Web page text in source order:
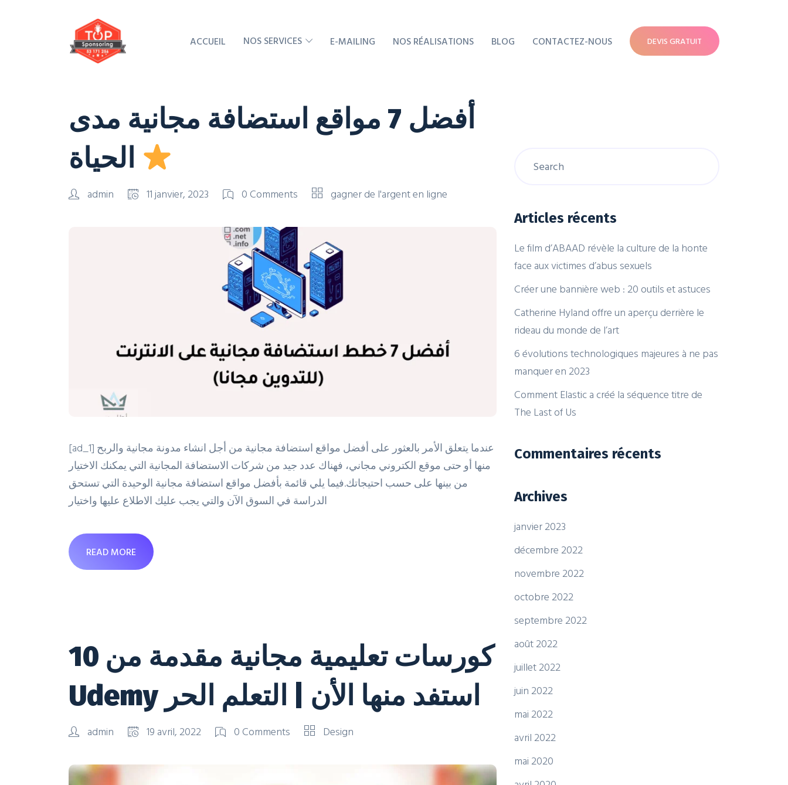
ACCUEIL NOS SERVICES E-MAILING NOS RÉALISATIONS BLOG CONTACTEZ-NOUS DEVIS GRATUIT
أفضل 7 مواقع استضافة مجانية مدى
admin 11 janvier, 2023 0 Comments gagner de l'argent en ligne
[ad_1] عندما يتعلق الأمر بالعثور على أفضل مواقع استضافة مجانية من أجل انشاء مدونة مجانية والربح
منها أو حتى موقع الكتروني مجاني، فهناك عدد جيد من شركات الاستضافة المجانية التي يمكنك الاختيار
من بينها على حسب احتيجاتك.فيما يلي قائمة بأفضل مواقع استضافة مجانية الوحيدة التي تستحق
الدراسة في السوق الآن والتي يجب عليك الاطلاع عليها واختيار
READ MORE
10 كورسات تعليمية مجانية مقدمة من
Udemy استفد منها الأن | التعلم الحر
admin 19 avril, 2022 0 Comments Design
Articles récents
Le film d’ABAAD révèle la culture de la honte
face aux victimes d’abus sexuels
Créer une bannière web : 20 outils et astuces
Catherine Hyland offre un aperçu derrière le
rideau du monde de l’art
6 évolutions technologiques majeures à ne pas
manquer en 2023
Comment Elastic a créé la séquence titre de
The Last of Us
Commentaires récents
Archives
janvier 2023
décembre 2022
novembre 2022
octobre 2022
septembre 2022
août 2022
juillet 2022
juin 2022
mai 2022
avril 2022
mai 2020